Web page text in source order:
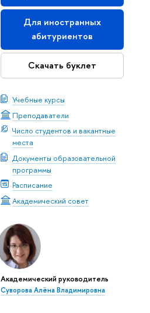
Для иностранных
абитуриентов
Скачать буклет
Учебные курсы
Преподаватели
Число студентов и вакантные
места
Документы образовательной
программы
Расписание
Академический совет
Академический руководитель
Суворова Алёна Владимировна